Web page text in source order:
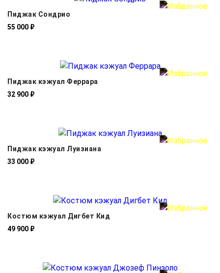
Пиджак Сондрио
55 000 ₽
Пиджак кэжуал Феррара
32 900 ₽
Пиджак кэжуал Луизиана
33 000 ₽
Костюм кэжуал Дигбет Кид
49 900 ₽